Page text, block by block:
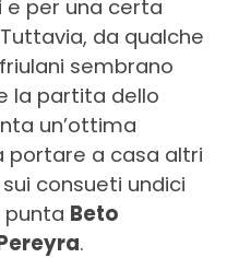
per una certa
da qualche
sembrano
la partita dello
un’ottima
portare a casa altri
consueti undici
punta Beto
.